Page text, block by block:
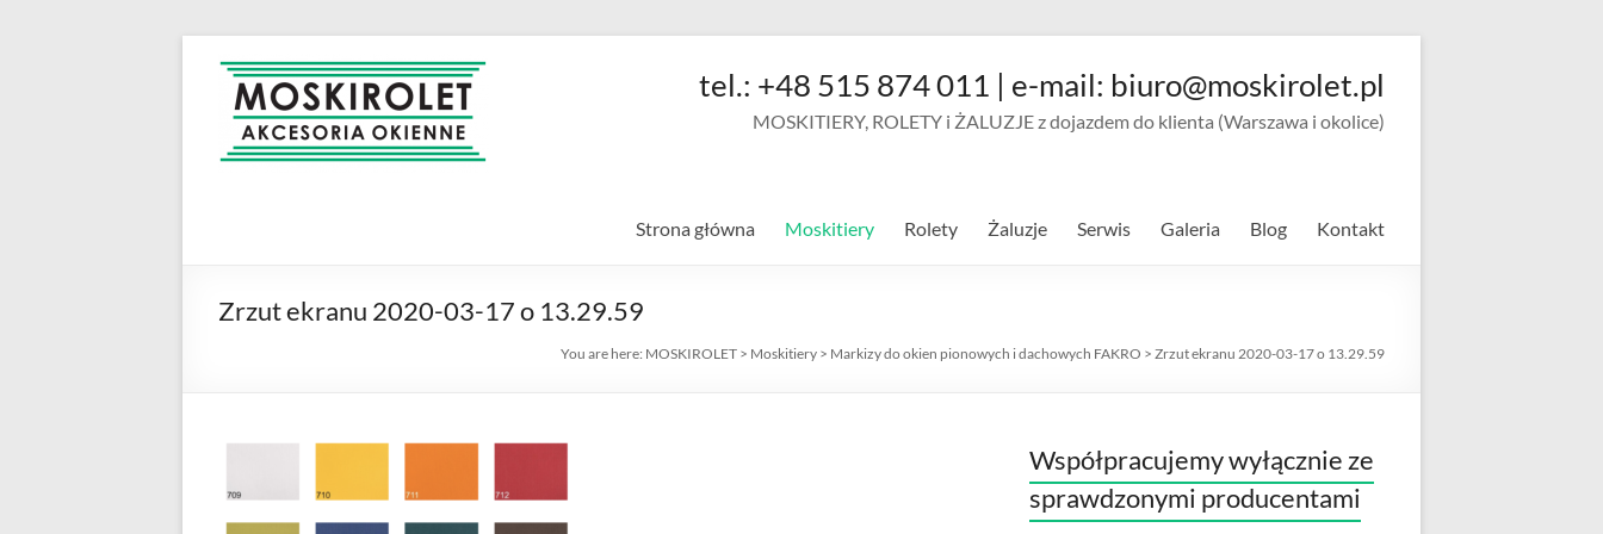
contentMOSKIROLET
siatki na
owady |
moskitiery
okienne |
drzwiowe
tel.: +48 515 874 011 | e-mail: biuro@moskirolet.pl
MOSKITIERY, ROLETY i ŻALUZJE z dojazdem do klienta (Warszawa i okolice)
Strona główna Moskitiery Rolety Żaluzje Serwis Galeria Blog Kontakt
Zrzut ekranu 2020-03-17 o 13.29.59
You are here: MOSKIROLET > Moskitiery > Markizy do okien pionowych i dachowych FAKRO > Zrzut ekranu 2020-03-17 o 13.29.59
Współpracujemy wyłącznie ze
sprawdzonymi producentami